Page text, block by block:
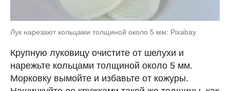
Лук нарезают кольцами толщиной около 5 мм: Pixabay
Крупную луковицу очистите от шелухи и
нарежьте кольцами толщиной около 5 мм.
Морковку вымойте и избавьте от кожуры.